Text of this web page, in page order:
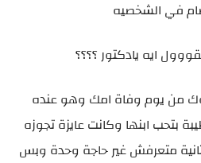
في الشخصيه
ايه يادكتور ؟؟؟؟
من يوم وفاة امك وهو عنده
بتحب ابنها وكانت عايزة تجوزه
متعرفش غير حاجة وحدة وبس